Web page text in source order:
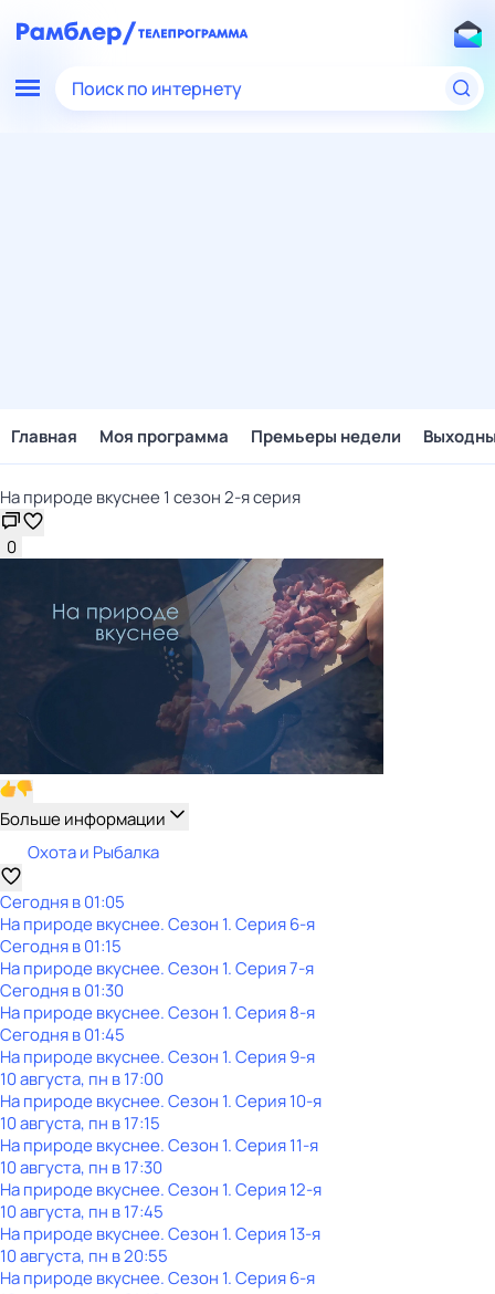
Поиск по интернету
Главная Моя программа Премьеры недели
На природе вкуснее 1 сезон 2-я серия
0
Больше информации
Охота и Рыбалка
Сегодня в 01:05
На природе вкуснее. Сезон 1. Серия 6-я
Сегодня в 01:15
На природе вкуснее. Сезон 1. Серия 7-я
Сегодня в 01:30
На природе вкуснее. Сезон 1. Серия 8-я
Сегодня в 01:45
На природе вкуснее. Сезон 1. Серия 9-я
10 августа, пн в 17:00
На природе вкуснее. Сезон 1. Серия 10-я
10 августа, пн в 17:15
На природе вкуснее. Сезон 1. Серия 11-я
10 августа, пн в 17:30
На природе вкуснее. Сезон 1. Серия 12-я
10 августа, пн в 17:45
На природе вкуснее. Сезон 1. Серия 13-я
10 августа, пн в 20:55
На природе вкуснее. Сезон 1. Серия 6-я